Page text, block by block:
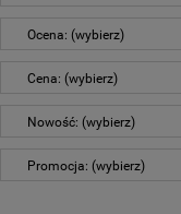
Ocena: (wybierz)
Cena: (wybierz)
Nowość: (wybierz)
Promocja: (wybierz)